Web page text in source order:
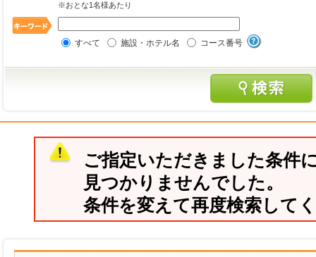
※おとな1名様あたり
すべて 施設・ホテル名 コース番号
ご指定いただきました条件
見つかりませんでした。
条件を変えて再度検索して